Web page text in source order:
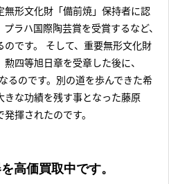
形文化財「備前焼」保持者に認
ラハ国際陶芸賞を受賞するなど、
です。 そして、重要無形文化財
四等旭日章を受章した後に、
るのです。別の道を歩んできた希
な功績を残す事となった藤原
揮されたのです。
高価買取中です。